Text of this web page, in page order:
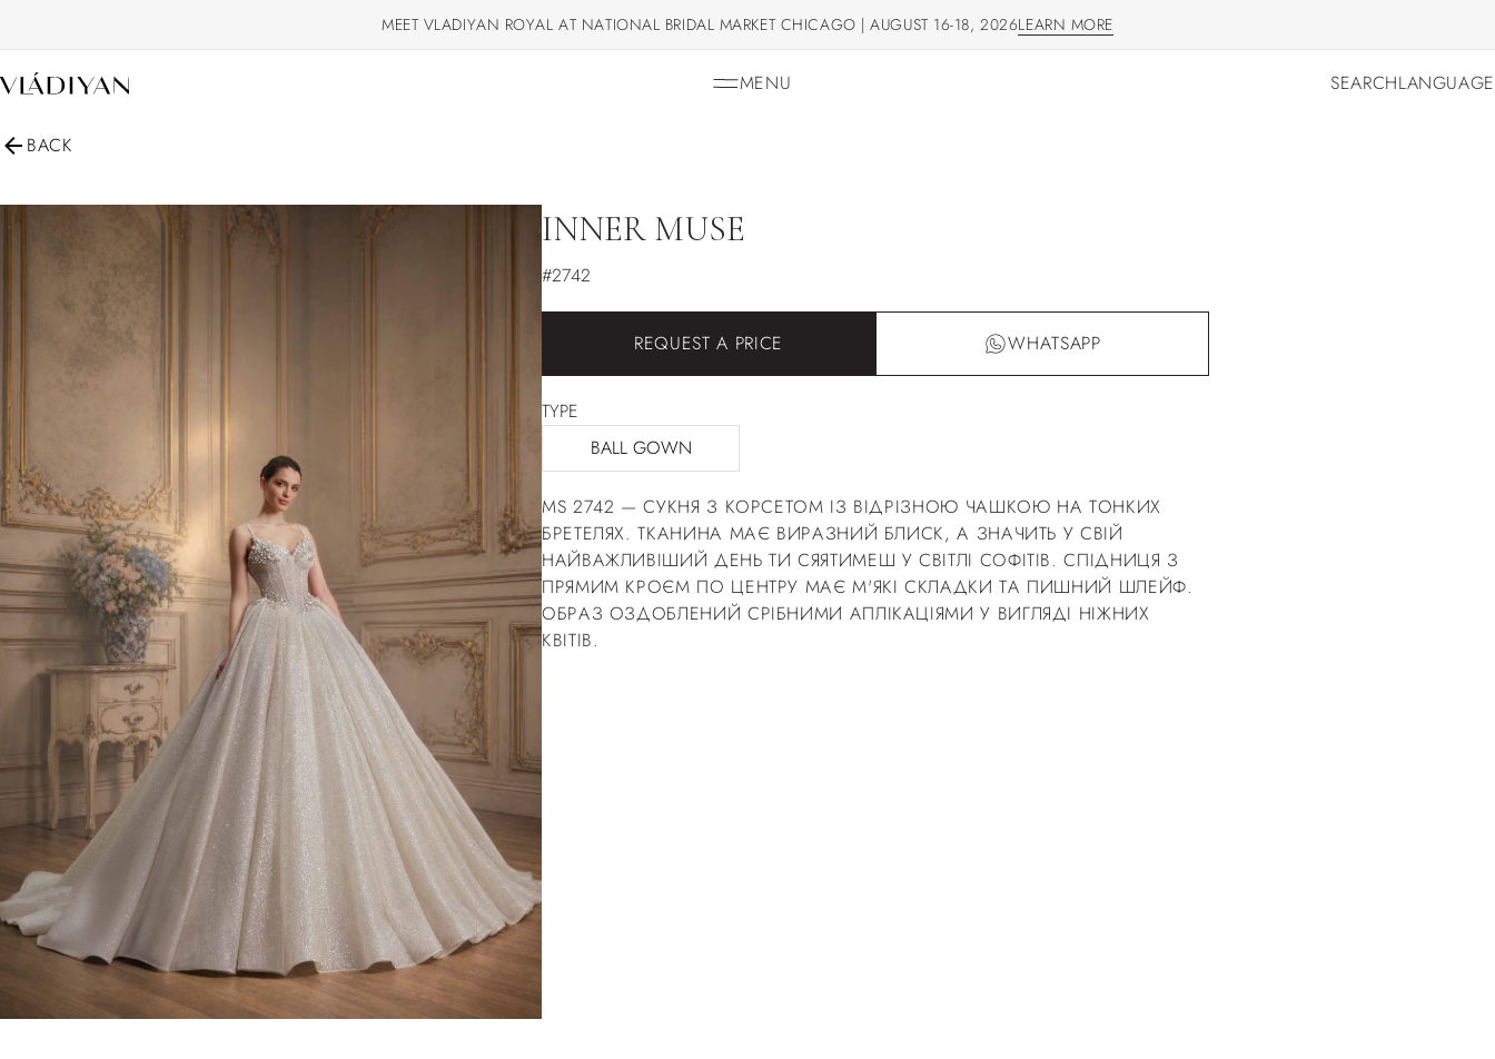
MEET VLADIYAN ROYAL AT NATIONAL BRIDAL MARKET CHICAGO | AUGUST 16-18, 2026LEARN MORE
MENU
SEARCHLANGUAGE
BACK
INNER MUSE
#2742
REQUEST A PRICE WHATSAPP
TYPE
BALL GOWN
MS 2742 — СУКНЯ З КОРСЕТОМ ІЗ ВІДРІЗНОЮ ЧАШКОЮ НА ТОНКИХ
БРЕТЕЛЯХ. ТКАНИНА МАЄ ВИРАЗНИЙ БЛИСК, А ЗНАЧИТЬ У СВІЙ
НАЙВАЖЛИВІШИЙ ДЕНЬ ТИ СЯЯТИМЕШ У СВІТЛІ СОФІТІВ. СПІДНИЦЯ З
ПРЯМИМ КРОЄМ ПО ЦЕНТРУ МАЄ М'ЯКІ СКЛАДКИ ТА ПИШНИЙ ШЛЕЙФ.
ОБРАЗ ОЗДОБЛЕНИЙ СРІБНИМИ АПЛІКАЦІЯМИ У ВИГЛЯДІ НІЖНИХ
КВІТІВ.